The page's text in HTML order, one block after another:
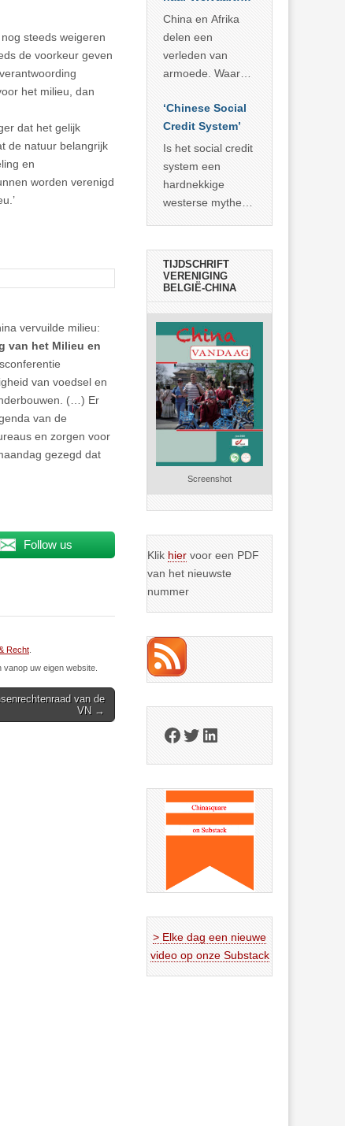
steeds weigeren
de voorkeur geven
het milieu, dan
dat het gelijk
de natuur belangrijk
en
worden verenigd
vervuilde milieu:
van het Milieu en
van voedsel en
(…) Er
van de
en zorgen voor
gezegd dat
Follow us
Recht
vanop uw eigen website.
van de
VN →
afnam van de
Britse
marxistische
econoom Michael
zien dat
… >> lees meer
Wat Afrika kan
leren van
China’s
economisch
China en Afrika
delen een
verleden van
armoede. Waar
voorbije veertig
jaar in slaagde
meer dan 800
miljoen mensen
uit de armoede
… >> lees meer
‘Chinese Social
Credit System’
Is het social credit
system een
hardnekkige
westerse mythe of
TIJDSCHRIFT
VERENIGING
BELGIË-CHINA
Screenshot
Klik hier voor een PDF
van het nieuwste
nummer
Facebook
Twitter
LinkedIn
> Elke dag een nieuwe
video op onze Substack